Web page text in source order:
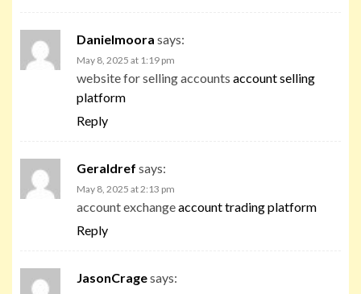
Danielmoora says:
May 8, 2025 at 1:19 pm
website for selling accounts account selling
platform
Reply
Geraldref says:
May 8, 2025 at 2:13 pm
account exchangeaccount trading platform
Reply
JasonCragesays: